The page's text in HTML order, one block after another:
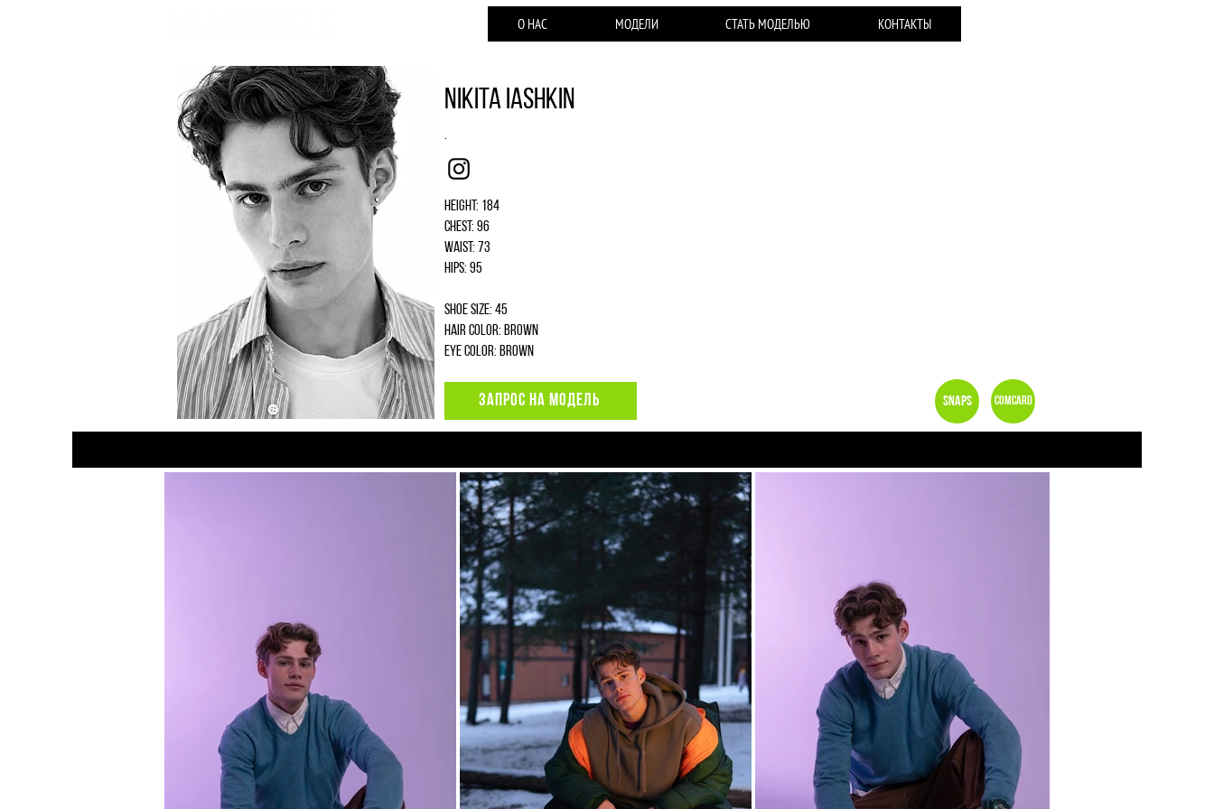
О НАС МОДЕЛИ СТАТЬ МОДЕЛЬЮ КОНТАКТЫ
Nikita Iashkin
.
Height: 184
Chest: 96
Waist: 73
Hips: 95
Shoe size: 45
Hair color: brown
Eye color: brown
ЗАПРОС НА МОДЕЛЬ Snaps Comcard